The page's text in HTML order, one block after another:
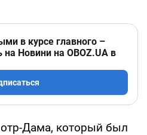
в курсе главного –
на Новини на OBOZ.UA в
Дама, который был